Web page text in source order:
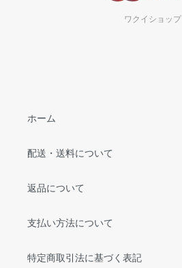
ワクイショップ
ホーム
配送・送料について
返品について
支払い方法について
特定商取引法に基づく表記